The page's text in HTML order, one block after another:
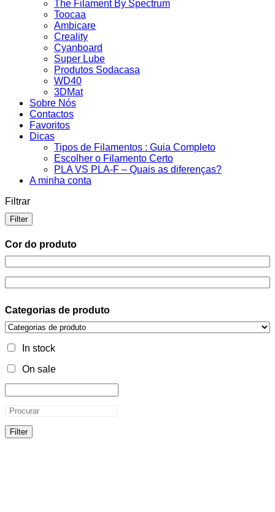
The Filament By Spectrum
Toocaa
Ambicare
Creality
Cyanboard
Super Lube
Produtos Sodacasa
WD40
3DMat
Sobre Nós
Contactos
Favoritos
Dicas
Tipos de Filamentos : Guia Completo
Escolher o Filamento Certo
PLA VS PLA-F – Quais as diferenças?
A minha conta
Filtrar
Filter
Cor do produto
Categorias de produto
In stock
On sale
Filter